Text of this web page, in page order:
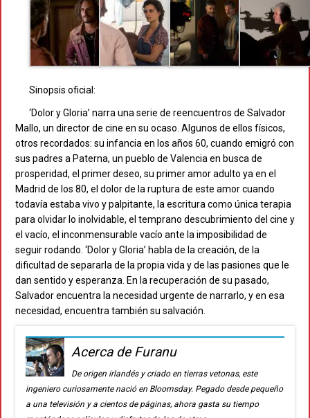
Sinopsis oficial:
‘Dolor y Gloria’ narra una serie de reencuentros de Salvador
Mallo, un director de cine en su ocaso. Algunos de ellos físicos,
otros recordados: su infancia en los años 60, cuando emigró con
sus padres a Paterna, un pueblo de Valencia en busca de
prosperidad, el primer deseo, su primer amor adulto ya en el
Madrid de los 80, el dolor de la ruptura de este amor cuando
todavía estaba vivo y palpitante, la escritura como única terapia
para olvidar lo inolvidable, el temprano descubrimiento del cine y
el vacío, el inconmensurable vacío ante la imposibilidad de
seguir rodando. ‘Dolor y Gloria’ habla de la creación, de la
dificultad de separarla de la propia vida y de las pasiones que le
dan sentido y esperanza. En la recuperación de su pasado,
Salvador encuentra la necesidad urgente de narrarlo, y en esa
necesidad, encuentra también su salvación.
Acerca de Furanu
De origen irlandés y criado en tierras vetonas, este
ingeniero curiosamente nació en Bloomsday. Pegado desde pequeño
a una televisión y a cientos de páginas, ahora gasta su tiempo